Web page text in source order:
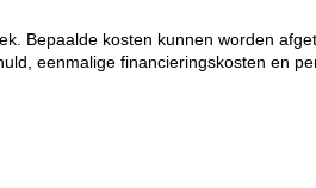
Bepaalde kosten kunnen worden
eenmalige financieringskosten en